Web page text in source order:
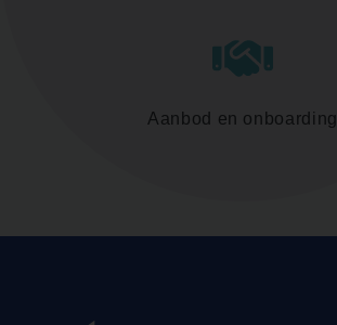
Aanbod en onboarding